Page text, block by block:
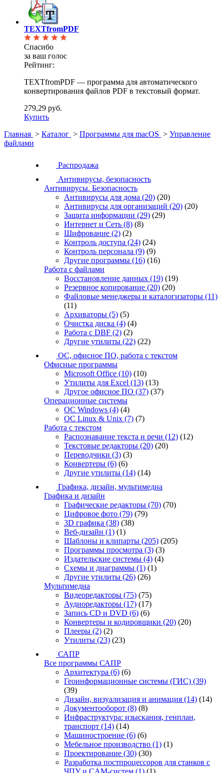
TEXTfromPDF
Спасибо
за ваш голос
Рейтинг:
TEXTfromPDF — программа для автоматического
конвертирования файлов PDF в текстовый формат.
279,29 руб.
Купить
Главная > Каталог > Программы для macOS > Управление
файлами
Распродажа
Антивирусы, безопасность
Антивирусы. Безопасность
Антивирусы для дома (20) (20)
Антивирусы для организаций (20) (20)
Защита информации (29) (29)
Интернет и Сеть (8) (8)
Шифрование (2) (2)
Контроль доступа (24) (24)
Контроль персонала (9) (9)
Другие программы (16) (16)
Работа с файлами
Восстановление данных (19) (19)
Резервное копирование (20) (20)
Файловые менеджеры и каталогизаторы (11)
(11)
Архиваторы (5) (5)
Очистка диска (4) (4)
Работа с DBF (2) (2)
Другие утилиты (22) (22)
ОС, офисное ПО, работа с текстом
Офисные программы
Microsoft Office (10) (10)
Утилиты для Excel (13) (13)
Другое офисное ПО (37) (37)
Операционные системы
ОС Windows (4) (4)
ОС Linux & Unix (7) (7)
Работа с текстом
Распознавание текста и речи (12) (12)
Текстовые редакторы (20) (20)
Переводчики (3) (3)
Конвертеры (6) (6)
Другие утилиты (14) (14)
Графика, дизайн, мультимедиа
Графика и дизайн
Графические редакторы (70) (70)
Цифровое фото (79) (79)
3D графика (38) (38)
Веб-дизайн (1) (1)
Шаблоны и клипарты (205) (205)
Программы просмотра (3) (3)
Издательские системы (4) (4)
Схемы и диаграммы (1) (1)
Другие утилиты (26) (26)
Мультимедиа
Видеоредакторы (75) (75)
Аудиоредакторы (17) (17)
Запись CD и DVD (6) (6)
Конвертеры и кодировщики (20) (20)
Плееры (2) (2)
Утилиты (23) (23)
САПР
Все программы САПР
Архитектура (6) (6)
Геоинформационные системы (ГИС) (39)
(39)
Дизайн, визуализация и анимация (14) (14)
Документооборот (8) (8)
Инфраструктура: изыскания, генплан,
транспорт (14) (14)
Машиностроение (6) (6)
Мебельное производство (1) (1)
Проектирование (30) (30)
Разработка постпроцессоров для станков с